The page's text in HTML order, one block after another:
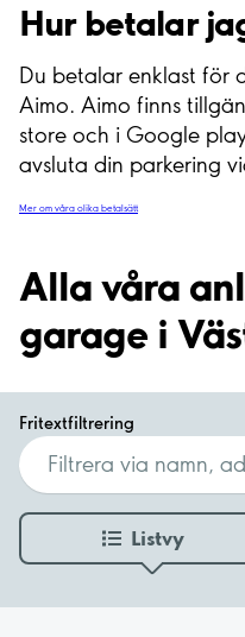
Hur betalar
Du betalar enklast för
Aimo. Aimo finns
store och i Google
avsluta din parkering
Mer om våra olika betalsätt
Alla våra
garage i
Fritextfiltrering
Listvy